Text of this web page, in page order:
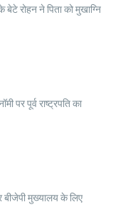
रोहन ने पिता को मुखाग्नि
पर पूर्व राष्ट्रपति का
बीजेपी मुख्यालय के लिए